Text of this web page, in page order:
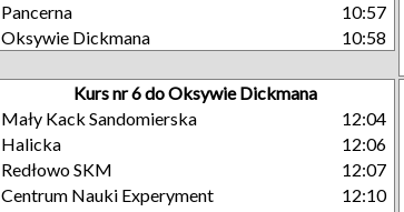
Pancerna
10:57
Oksywie Dickmana
10:58
Kurs nr 6 do Oksywie Dickmana
Mały Kack Sandomierska
12:04
Halicka
12:06
Redłowo SKM
12:07
Centrum Nauki Experyment
12:10